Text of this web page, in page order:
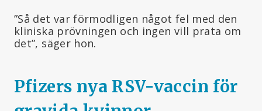
”Så det var förmodligen något fel med den
kliniska prövningen och ingen vill prata om
det”, säger hon.
Pfizers nya RSV-vaccin för